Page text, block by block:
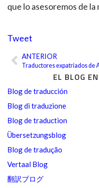
EL BLOG
Blog de traducción
Blog di traduzione
Blog de traduction
Übersetzungsblog
Blog de tradução
Vertaal Blog
翻訳ブログ
que lo asesoremos de
Tweet
AntANTERIOR